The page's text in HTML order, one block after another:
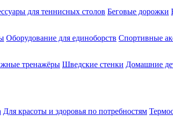
для теннисных столов Беговые дорожки
Оборудование для единоборств Спортивные
тренажёры Шведские стенки Домашние
Для красоты и здоровья по потребностям